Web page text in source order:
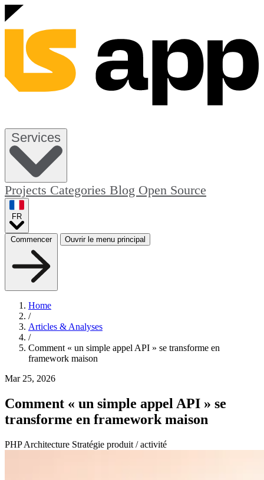
Services
Projects Categories Blog Open Source
FR
Commencer Ouvrir le menu principal
Home
/
Articles & Analyses
/
Comment « un simple appel API » se transforme en
framework maison
Mar 25, 2026
Comment « un simple appel API » se
transforme en framework maison
PHPArchitecture Stratégie produit / activité